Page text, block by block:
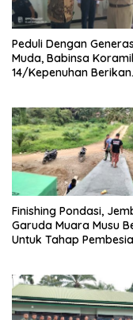
Peduli Dengan
Muda, Babinsa Koramil
14/Kepenuhan Berikan
Finishing Pondasi,
Garuda Muara Musu
Untuk Tahap